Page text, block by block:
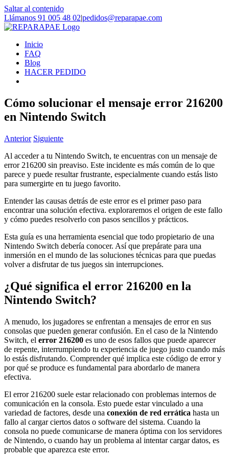
Saltar al contenido
Llámanos 91 005 48 02|pedidos@reparapae.com
Inicio
FAQ
Blog
HACER PEDIDO
Cómo solucionar el mensaje error 216200
en Nintendo Switch
Anterior Siguiente
Al acceder a tu Nintendo Switch, te encuentras con un mensaje de
error 216200 sin preaviso. Este incidente es más común de lo que
parece y puede resultar frustrante, especialmente cuando estás listo
para sumergirte en tu juego favorito.
Entender las causas detrás de este error es el primer paso para
encontrar una solución efectiva. exploraremos el origen de este fallo
y cómo puedes resolverlo con pasos sencillos y prácticos.
Esta guía es una herramienta esencial que todo propietario de una
Nintendo Switch debería conocer. Así que prepárate para una
inmersión en el mundo de las soluciones técnicas para que puedas
volver a disfrutar de tus juegos sin interrupciones.
¿Qué significa el error 216200 en la
Nintendo Switch?
A menudo, los jugadores se enfrentan a mensajes de error en sus
consolas que pueden generar confusión. En el caso de la Nintendo
Switch, el error 216200 es uno de esos fallos que puede aparecer
de repente, interrumpiendo tu experiencia de juego justo cuando más
lo estás disfrutando. Comprender qué implica este código de error y
por qué se produce es fundamental para abordarlo de manera
efectiva.
El error 216200 suele estar relacionado con problemas internos de
comunicación en la consola. Esto puede estar vinculado a una
variedad de factores, desde una conexión de red errática hasta un
fallo al cargar ciertos datos o software del sistema. Cuando la
consola no puede comunicarse de manera óptima con los servidores
de Nintendo, o cuando hay un problema al intentar cargar datos, es
probable que aparezca este error.